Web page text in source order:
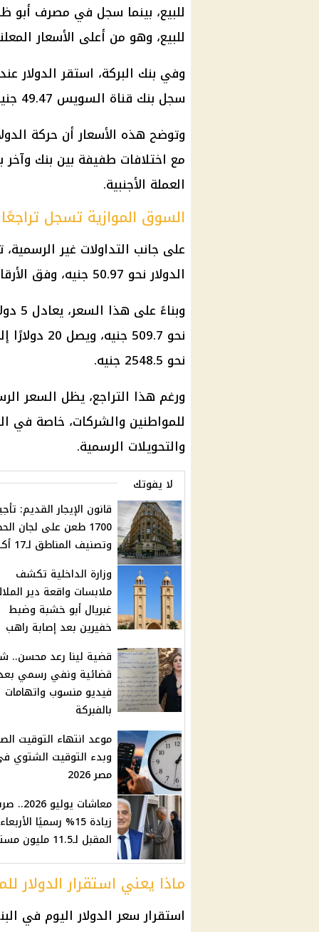
للبيع، وهو من أعلى الأسعار
وفي بنك البركة، استقر الدولار
سجل بنك قناة السويس 49.47 جنيه للشراء و49.57 جنيه للبيع.
وتوضح هذه الأسعار أن حركة
مع اختلافات طفيفة بين بنك
العملة الأجنبية.
السوق الموازية تسجل
على جانب التداولات غير
الدولارنحو 50.97 جنيه، وفق الأرقام المتداولة في السوق خارج الجهاز المصرفي.
نحو 2548.5 جنيه.
ورغم هذا التراجع، يظل السعر
للمواطنين والشركات، خاصة في
والتحويلات الرسمية.
لا يفوتك
قانون الإيجار القديم:
1700 طعن على لجان
وتصنيف المناطق لـ17 أكتوبر
وزارة الداخلية تكشف
ملابسات واقعة دير
غبريال أبو خشبة وضبط
خفيرين بعد إصابة راهب
قضية لينا رعد محسن..
قضائية ونفي رسمي
فيديو منسوب واتهامات
بالفبركة
موعد انتهاء التوقيت
وبدء التوقيت الشتوي
مصر 2026
معاشات يوليو
زيادة 15% رسميًا الأربعاء
المقبل لـ11.5 مليون مستفيد
ماذا يعني استقرار الدولار
استقرارسعر الدولار اليوم في